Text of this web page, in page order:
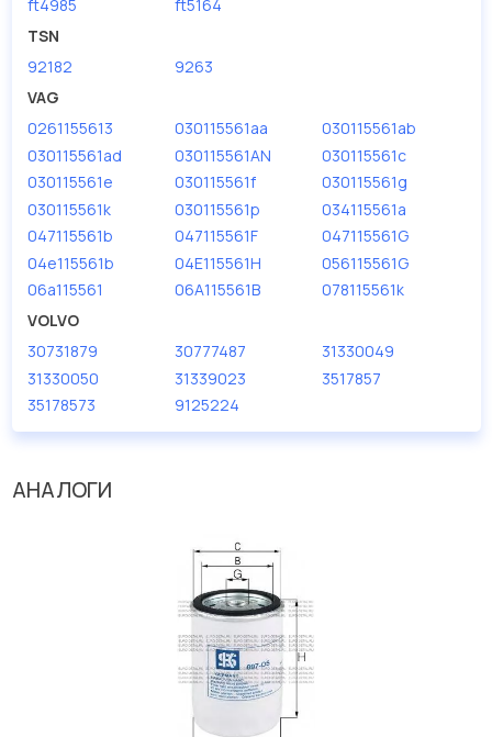
ft4985
ft5164
TSN
92182
9263
VAG
0261155613
030115561aa
030115561ab
030115561ad
030115561AN
030115561c
030115561e
030115561f
030115561g
030115561k
030115561p
034115561a
047115561b
047115561F
047115561G
04e115561b
04E115561H
056115561G
06a115561
06A115561B
078115561k
VOLVO
30731879
30777487
31330049
31330050
31339023
3517857
35178573
9125224
АНАЛОГИ